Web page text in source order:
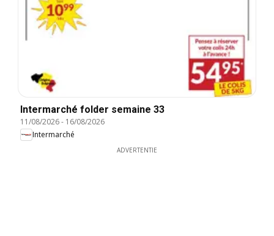
Intermarché folder semaine 33
11/08/2026- 16/08/2026
Intermarché
ADVERTENTIE